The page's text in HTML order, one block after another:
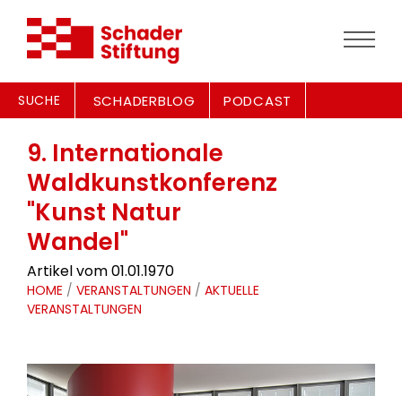
SUCHE SCHADERBLOG PODCAST
9. Internationale
Waldkunstkonferenz
"Kunst Natur
Wandel"
Artikel vom 01.01.1970
HOME / VERANSTALTUNGEN / AKTUELLE
VERANSTALTUNGEN